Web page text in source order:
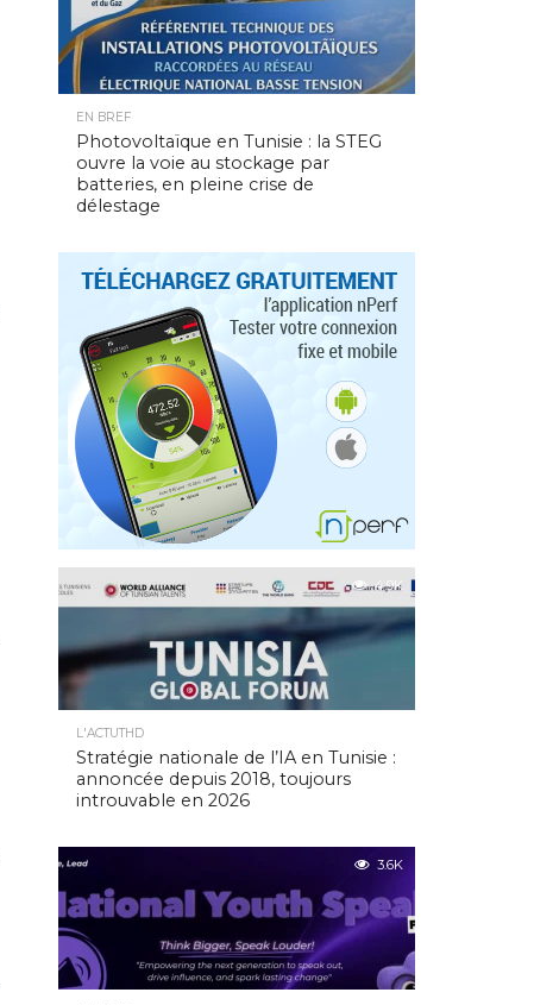
EN BREF
Photovoltaïque en Tunisie : la STEG
ouvre la voie au stockage par
batteries, en pleine crise de
délestage
4.9K
L'ACTUTHD
Stratégie nationale de l’IA en Tunisie :
annoncée depuis 2018, toujours
introuvable en 2026
3.6K